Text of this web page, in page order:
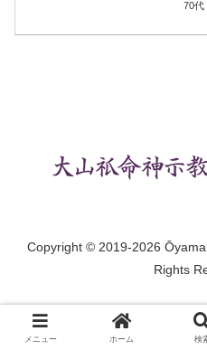
70代
Copyright © 2019-2026
Rights
メニュー ホーム 検